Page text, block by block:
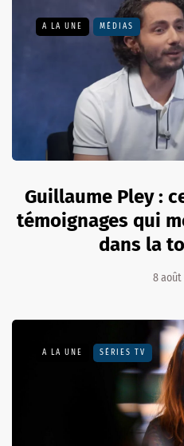
A LA UNE MÉDIAS
Guillaume Pley :
témoignages qui
dans la
8 août
A LA UNE SÉRIES TV